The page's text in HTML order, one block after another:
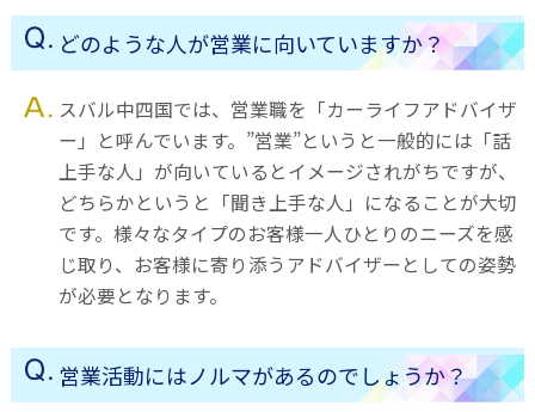
どのような人が営業に向いていますか？
スバル中四国では、営業職を「カーライフアドバイザ
ー」と呼んでいます。”営業”というと一般的には「話
上手な人」が向いているとイメージされがちですが、
どちらかというと「聞き上手な人」になることが大切
です。様々なタイプのお客様一人ひとりのニーズを感
じ取り、お客様に寄り添うアドバイザーとしての姿勢
が必要となります。
営業活動にはノルマがあるのでしょうか？